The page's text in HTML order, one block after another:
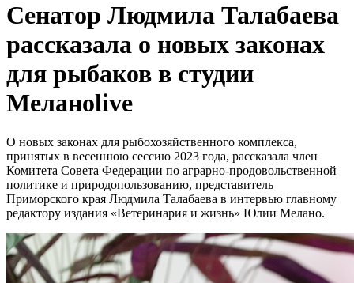
Сенатор Людмила Талабаева
рассказала о новых законах
для рыбаков в студии
Меланоlive
О новых законах для рыбохозяйственного комплекса,
принятых в весеннюю сессию 2023 года, рассказала член
Комитета Совета Федерации по аграрно-продовольственной
политике и природопользованию, представитель
Приморского края Людмила Талабаева в интервью главному
редактору издания «Ветеринария и жизнь» Юлии Мелано.